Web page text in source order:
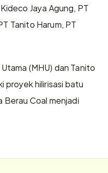
Jaya Agung, PT
Tanito Harum, PT
(MHU) dan Tanito
proyek hilirisasi batu
Berau Coal menjadi